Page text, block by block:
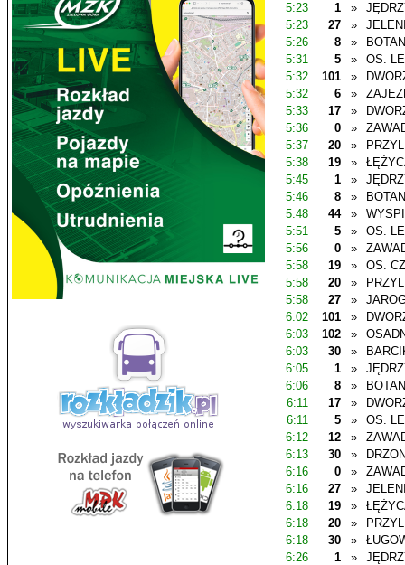
5:23
1 »
5:23
27 »
5:26
8 »
5:31
5 »
OS.
5:32
101 »
5:32
6 »
5:33
17 »
5:36
0 »
5:37
20 »
5:38
19 »
5:45
1 »
5:46
8 »
5:48
44 »
5:51
5 »
OS.
5:56
0 »
5:58
19 »
OS.
5:58
20 »
5:58
27 »
6:02
101 »
6:03
102 »
6:03
30 »
6:05
1 »
6:06
8 »
6:11
17 »
6:11
5 »
OS.
6:12
12 »
6:13
30 »
6:16
0 »
6:16
27 »
6:18
19 »
6:18
20 »
6:18
30 »
6:26
1 »